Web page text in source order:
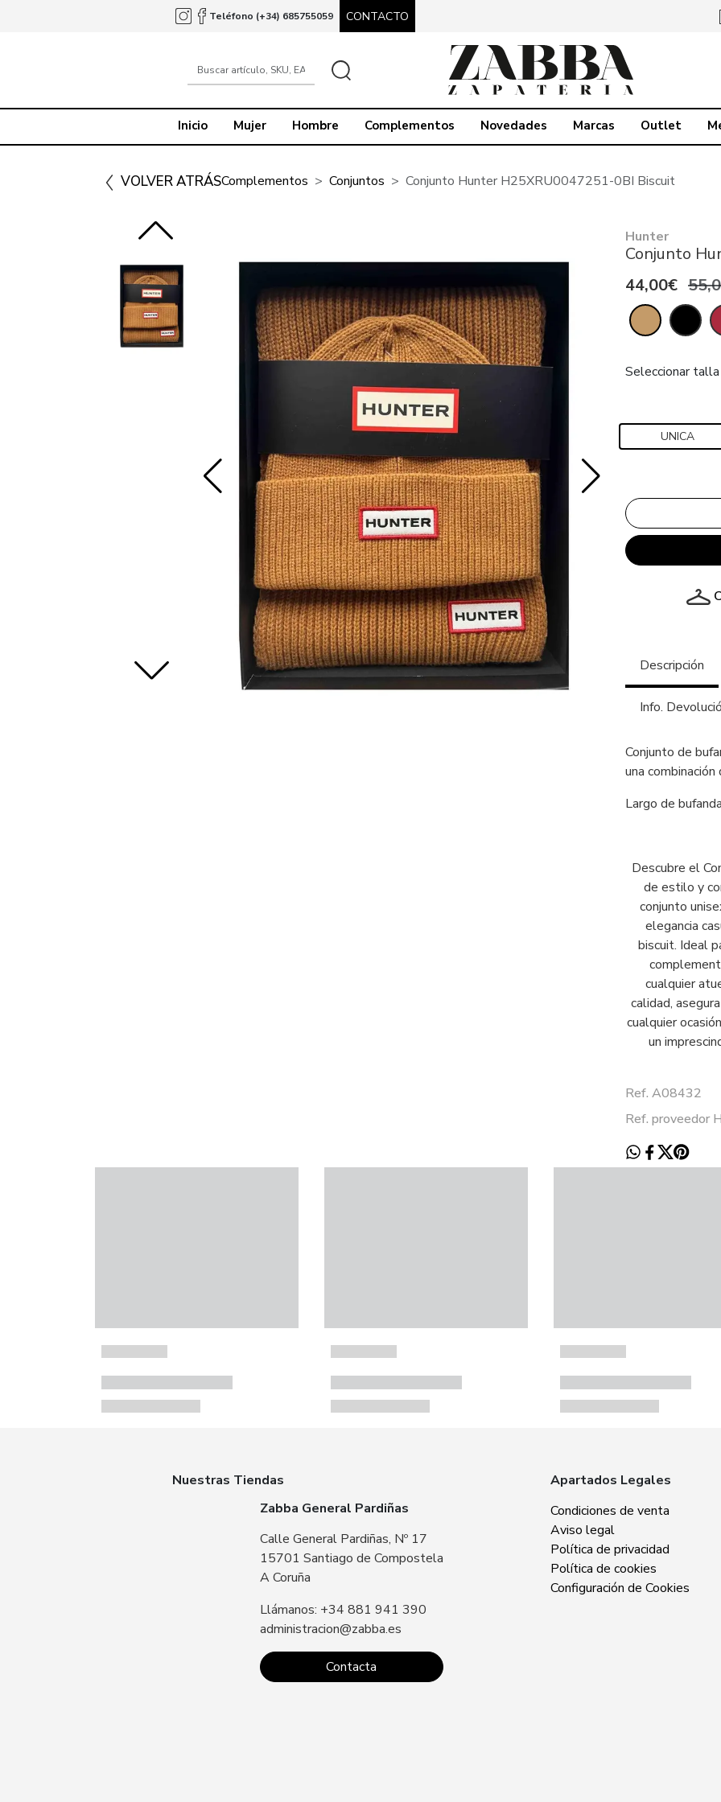
Teléfono (+34) 685755059 CONTACTO
Inicio Mujer Hombre Complementos Novedades Marcas Outlet
VOLVER ATRÁSComplementos Conjuntos Conjunto Hunter H25XRU0047251-0BI Biscuit
Hunter
Conjunto
44,00€
Seleccionar talla
UNICA
Descripción
Info.
Conjunto de
una
Largo de
Descubre el
de estilo y
conjunto
elegancia
biscuit. Ideal
cualquier
calidad,
cualquier
un
Ref. A08432
Ref. proveedor
Nuestras Tiendas
Zabba General Pardiñas
Calle General Pardiñas, Nº 17
15701 Santiago de Compostela
A Coruña
Llámanos: +34 881 941 390
administracion@zabba.es
Contacta
Zabba Area
15707 Santiago
Sin especificar
Apartados Legales
Condiciones de venta
Aviso legal
Política de privacidad
Política de cookies
Configuración de Cookies